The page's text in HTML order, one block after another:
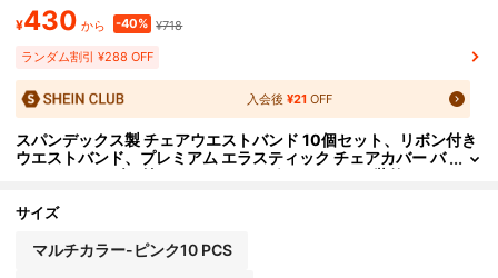
¥430 から -40% ¥718
ランダム割引 ¥288 OFF
入会後¥21 OFF
スパンデックス製 チェアウエストバンド 10個セット、リボン付き
ウエストバンド、プレミアム エラスティック チェアカバー バ
ックルスライダー付き、ウェディングやイベントの装飾、バ
面カバーに適しています
サイズ
マルチカラー-ピンク10 PCS